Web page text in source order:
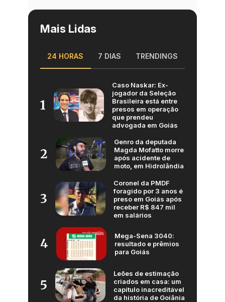
Mais Lidas
24 HORAS 7 DIAS TRENDINGS
1
Caso Naskar: Ex-
jogador da Seleção
Brasileira está entre
presos em operação
que prendeu
advogada em Goiás
2
Genro da deputada
Magda Mofatto morre
após acidente de
moto, em Hidrolândia
3
Coronel da PMDF
foragido por 3 anos é
preso em Goiás após
receber R$ 847 mil
em salários
4
Mega-Sena 3040:
resultado e prêmios
para Goiás
5
Leões de estimação
criados em casa: um
capítulo inacreditável
da história de Goiânia